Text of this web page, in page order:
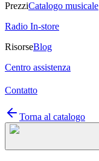
PrezziCatalogo musicale
Radio In-store
RisorseBlog
Centro assistenza
Contatto
Torna al catalogo